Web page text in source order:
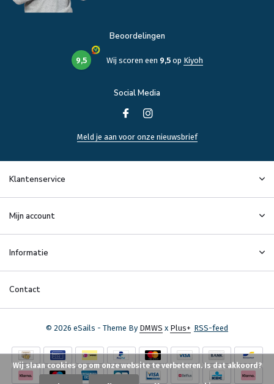
Beoordelingen
9,5 Wij scoren een 9,5op Kiyoh
Social Media
Meld je aan voor onze nieuwsbrief
Klantenservice
Mijn account
Informatie
Contact
© 2026 eSails - Theme By DMWS x Plus+ RSS-feed
Wij slaan cookies op om onze website te verbeteren. Is dat akkoord?